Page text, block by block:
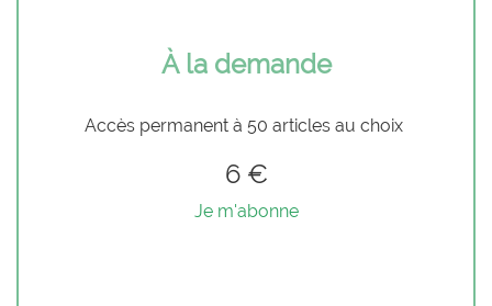
À la demande
Accès permanent à 50 articles au choix
6 €
Je m'abonne